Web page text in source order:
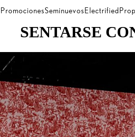
PromocionesSeminuevosElectrified
SENTARSE